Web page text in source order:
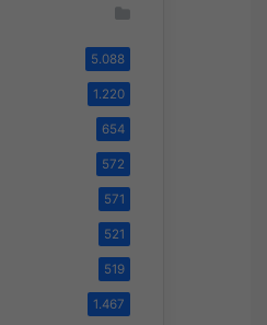
5.088
1.220
654
572
571
521
519
1.467